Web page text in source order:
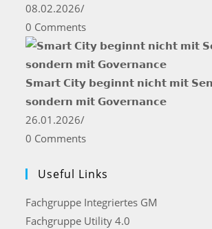
08.02.2026/
0 Comments
𝗦𝗺𝗮𝗿𝘁 𝗖𝗶𝘁𝘆 𝗯𝗲𝗴𝗶𝗻𝗻𝘁 𝗻𝗶𝗰𝗵𝘁 𝗺𝗶𝘁
𝘀𝗼𝗻𝗱𝗲𝗿𝗻 𝗺𝗶𝘁 𝗚𝗼𝘃𝗲𝗿𝗻𝗮𝗻𝗰𝗲
26.01.2026/
0 Comments
Useful Links
Fachgruppe Integriertes GM
Fachgruppe Utility 4.0